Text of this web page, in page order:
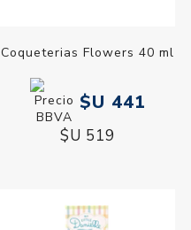
Coqueterias Flowers 40 ml
$U 441
$U 519